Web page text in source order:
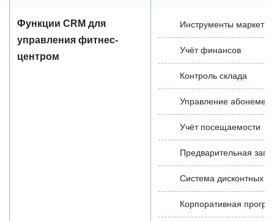
Функции CRM для
управления фитнес-
центром
Инструменты
Учёт финансов
Контроль склада
Управление
Учёт посещаемости
Предварительная
Система дисконтных
Корпоративная